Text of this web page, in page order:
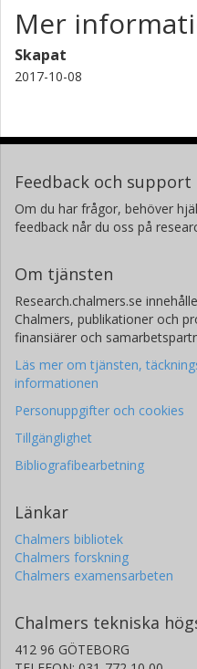
Mer
Skapat
2017-10-08
Feedback och support
Om du har frågor, behöver
feedback når du oss på
Om tjänsten
Research.chalmers.se
Chalmers, publikationer och
finansiärer och
Läs mer om tjänsten,
informationen
Personuppgifter och cookies
Tillgänglighet
Bibliografibearbetning
Länkar
Chalmers bibliotek
Chalmers forskning
Chalmers examensarbeten
Chalmers tekniska
412 96 GÖTEBORG